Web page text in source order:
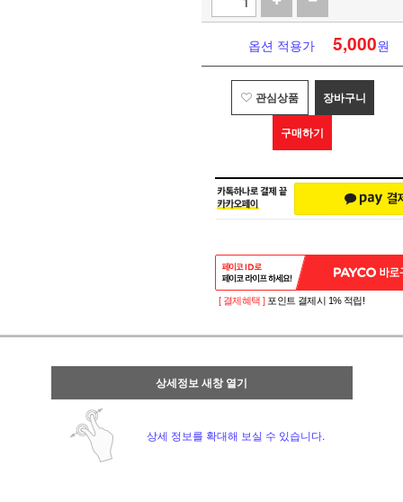
옵션 적용가 5,000원
관심상품 장바구니
구매하기
[ 결제혜택 ] 포인트 결제시 1% 적립!
상세정보 새창 열기
상세 정보를 확대해 보실 수 있습니다.